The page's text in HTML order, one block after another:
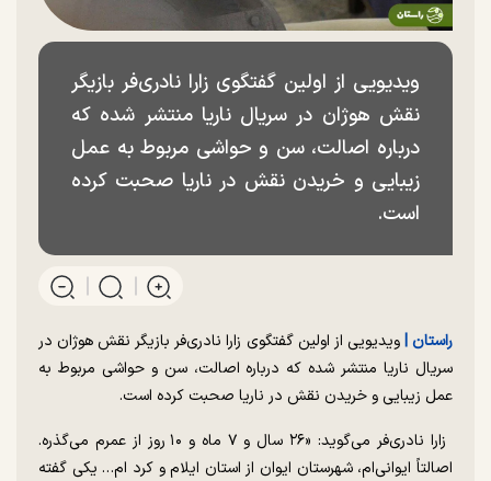
ویدیویی از اولین گفتگوی زارا نادری‌فر بازیگر
نقش هوژان در سریال ناریا منتشر شده که
درباره اصالت، سن و حواشی مربوط به عمل
زیبایی و خریدن نقش در ناریا صحبت کرده
است.
راستان |ویدیویی از اولین گفتگوی زارا نادری‌فر بازیگر نقش هوژان در
سریال ناریا منتشر شده که درباره اصالت، سن و حواشی مربوط به
عمل زیبایی و خریدن نقش در ناریا صحبت کرده است.
زارا نادری‌فر می‌گوید: «۲۶ سال و ۷ ماه و ۱۰ روز از عمرم می‌گذره.
اصالتاً ایوانی‌ام، شهرستان ایوان از استان ایلام و کرد ام… یکی گفته